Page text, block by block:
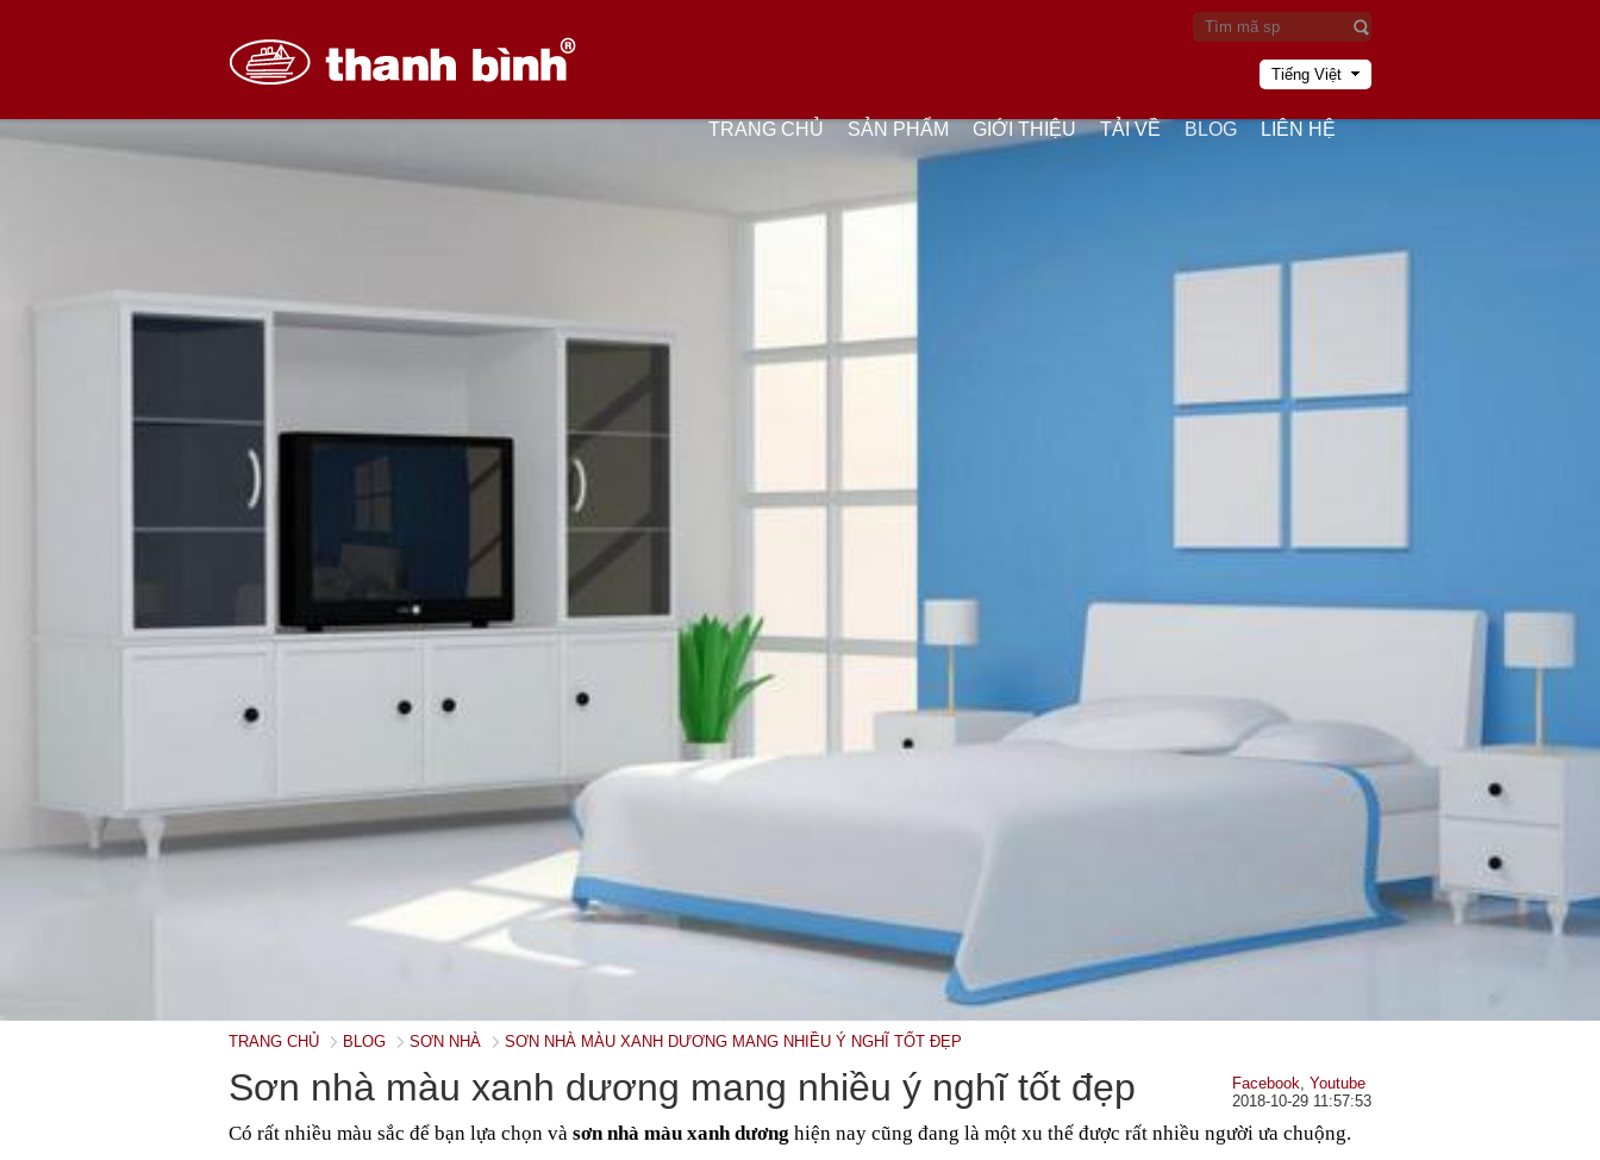
Tiếng Việt
TRANG CHỦ SẢN PHẨM GIỚI THIỆU TẢI VỀ BLOG LIÊN HỆ
TRANG CHỦ BLOG SƠN NHÀ SƠN NHÀ MÀU XANH DƯƠNG MANG NHIỀU Ý NGHĨ TỐT ĐẸP
Facebook, Youtube
2018-10-29 11:57:53
Sơn nhà màu xanh dương mang nhiều ý nghĩ tốt đẹp
Có rất nhiều màu sắc để bạn lựa chọn và sơn nhà màu xanh dương hiện nay cũng đang là một xu thế được rất nhiều người ưa chuộng.